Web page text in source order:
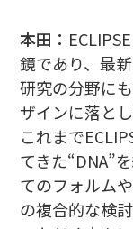
本田：
鏡であり、最
研究の分野に
ザインに落と
これまで
てきた“DNA”
てのフォルム
の複合的な検